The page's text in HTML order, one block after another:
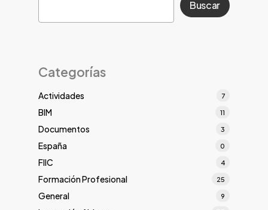
Buscar
Categorías
Actividades 7
BIM 11
Documentos 3
España 0
FIIC 4
Formación Profesional 25
General 9